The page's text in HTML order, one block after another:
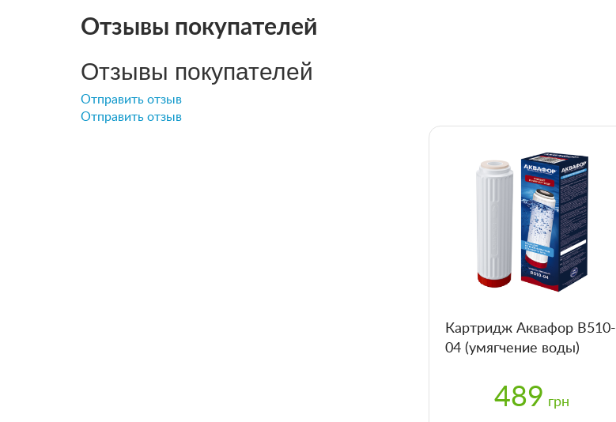
Отзывы покупателей
Отзывы покупателей
Отправить отзыв
Отправить отзыв
Картридж Аквафор В510-
04 (умягчение воды)
489 грн